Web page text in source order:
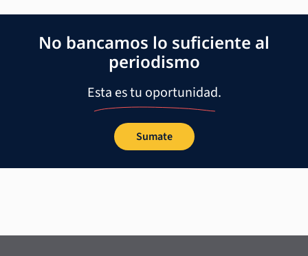
No bancamos lo suficiente al
periodismo
Esta es tu oportunidad.
Sumate